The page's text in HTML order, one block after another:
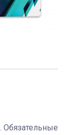
Обязательные